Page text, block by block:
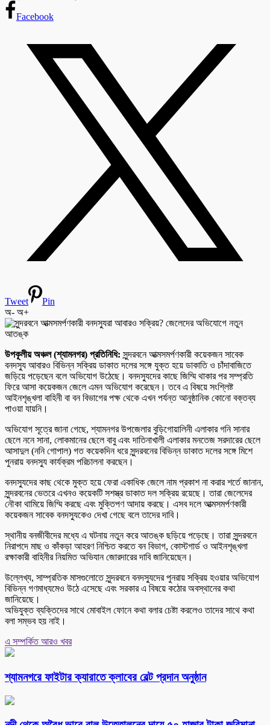
Facebook
Tweet
Pin
অ- অ+
উপকূলীয় অঞ্চল (শ্যামনগর) প্রতিনিধি: সুন্দরবনে আত্মসমর্পণকারী কয়েকজন সাবেক
বনদস্যু আবারও বিভিন্ন সক্রিয় ডাকাত দলের সঙ্গে যুক্ত হয়ে ডাকাতি ও চাঁদাবাজিতে
জড়িয়ে পড়েছেন বলে অভিযোগ উঠেছে। বনদস্যুদের কাছে জিম্মি থাকার পর সম্প্রতি
ফিরে আসা কয়েকজন জেলে এমন অভিযোগ করেছেন। তবে এ বিষয়ে সংশ্লিষ্ট
আইনশৃঙ্খলা বাহিনী বা বন বিভাগের পক্ষ থেকে এখন পর্যন্ত আনুষ্ঠানিক কোনো বক্তব্য
পাওয়া যায়নি।
অভিযোগ সূত্রে জানা গেছে, শ্যামনগর উপজেলার বুড়িগোয়ালিনী এলাকার গনি সানার
ছেলে ননে সানা, লোকমানের ছেলে বাবু এবং দাতিনাখালী এলাকার মনতেজ সরদারের ছেলে
আসাদুল (ননি গোপাল) গত কয়েকদিন ধরে সুন্দরবনের বিভিন্ন ডাকাত দলের সঙ্গে মিশে
পুনরায় বনদস্যু কার্যক্রম পরিচালনা করছেন।
বনদস্যুদের কাছ থেকে মুক্ত হয়ে ফেরা একাধিক জেলে নাম প্রকাশ না করার শর্তে জানান,
সুন্দরবনের ভেতরে এখনও কয়েকটি সশস্ত্র ডাকাত দল সক্রিয় রয়েছে। তারা জেলেদের
নৌকা থামিয়ে জিম্মি করছে এবং মুক্তিপণ আদায় করছে। এসব দলে আত্মসমর্পণকারী
কয়েকজন সাবেক বনদস্যুকেও দেখা গেছে বলে তাদের দাবি।
স্থানীয় বনজীবীদের মধ্যে এ ঘটনায় নতুন করে আতঙ্ক ছড়িয়ে পড়েছে। তারা সুন্দরবনে
নিরাপদে মাছ ও কাঁকড়া আহরণ নিশ্চিত করতে বন বিভাগ, কোস্টগার্ড ও আইনশৃঙ্খলা
রক্ষাকারী বাহিনীর নিয়মিত অভিযান জোরদারের দাবি জানিয়েছেন।
উল্লেখ্য, সাম্প্রতিক মাসগুলোতে সুন্দরবনে বনদস্যুদের পুনরায় সক্রিয় হওয়ার অভিযোগ
বিভিন্ন গণমাধ্যমেও উঠে এসেছে এবং সরকার এ বিষয়ে কঠোর অবস্থানের কথা
জানিয়েছে।
অভিযুক্ত ব্যক্তিদের সাথে মোবাইল ফোনে কথা বলার চেষ্টা করলেও তাদের সাথে কথা
বলা সম্ভব হয় নাই।
এ সম্পর্কিত আরও খবর
শ্যামনগরে ফাইটার ক্যারাতে ক্লাবের বেল্ট প্রদান অনুষ্ঠান